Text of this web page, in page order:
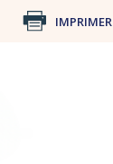
IMPRIMER